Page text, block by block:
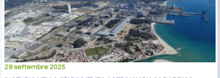
29 settembre 2025